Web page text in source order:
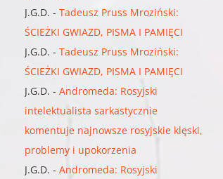
J.G.D. -Tadeusz Pruss Mroziński:
ŚCIEŻKI GWIAZD, PISMA I PAMIĘCI
J.G.D. -Tadeusz Pruss Mroziński:
ŚCIEŻKI GWIAZD, PISMA I PAMIĘCI
J.G.D. -Andromeda: Rosyjski
intelektualista sarkastycznie
komentuje najnowsze rosyjskie klęski,
problemy i upokorzenia
J.G.D. -Andromeda: Rosyjski